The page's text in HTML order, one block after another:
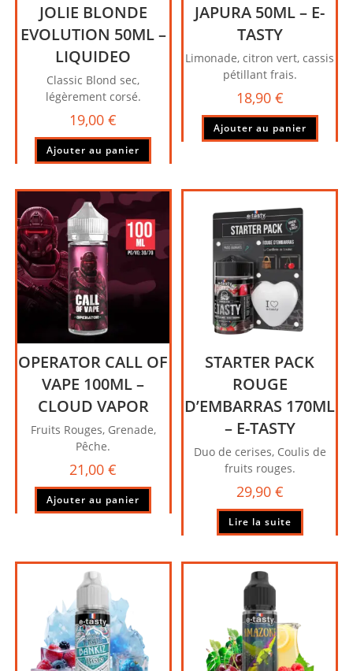
JOLIE BLONDE
EVOLUTION 50ML –
LIQUIDEO
Classic Blond sec,
légèrement corsé.
19,00€
Ajouter au panier
JAPURA 50ML – E-
TASTY
Limonade, citron vert, cassis
pétillant frais.
18,90 €
Ajouter au panier
OPERATOR CALL OF
VAPE 100ML –
CLOUD VAPOR
Fruits Rouges, Grenade,
Pêche.
21,00€
Ajouter au panier
STARTER PACK
ROUGE
D’EMBARRAS 170ML
– E-TASTY
Duo de cerises, Coulis de
fruits rouges.
29,90 €
Lire la suite